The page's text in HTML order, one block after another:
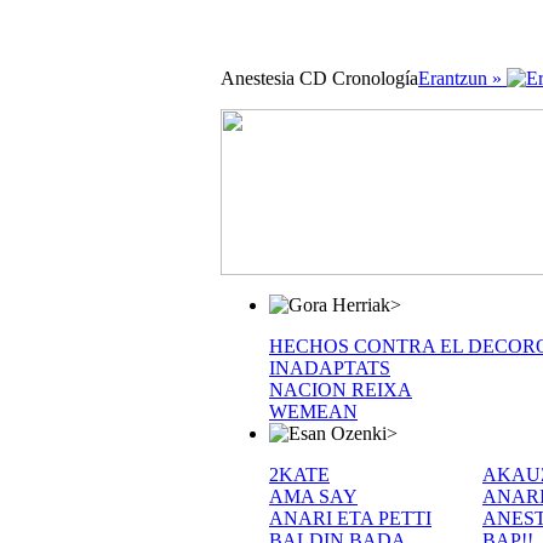
Anestesia CD CronologíaErantzun »
>
HECHOS CONTRA EL
INADAPTATS
NACION REIXA
WEMEAN
>
2KATE
AMA SAY
ANARI ETA PETTI